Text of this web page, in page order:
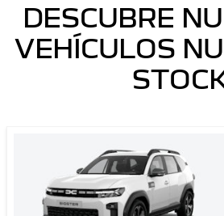
DESCUBRE
VEHÍCULOS